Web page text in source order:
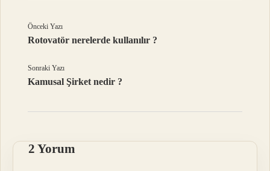
Önceki Yazı
Rotovatör nerelerde kullanılır ?
Sonraki Yazı
Kamusal Şirket nedir ?
2 Yorum